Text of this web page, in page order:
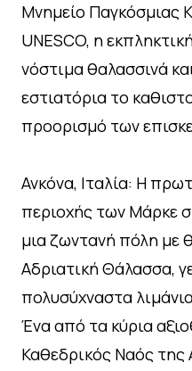
Μνημείο Παγκόσμιας
UNESCO, η
νόστιμα θαλασσινά
εστιατόρια το
προορισμό των
Ανκόνα, Ιταλία: Η
περιοχής των Μάρκε
μια ζωντανή πόλη με
Αδριατική Θάλασσα,
πολυσύχναστα
Ένα από τα κύρια
Καθεδρικός Ναός της